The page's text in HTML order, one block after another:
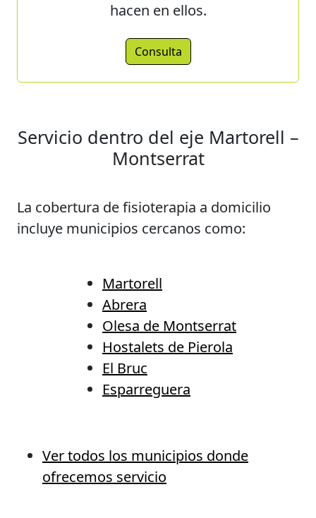
hacen en ellos.
Consulta
Servicio dentro del eje Martorell –
Montserrat
La cobertura de fisioterapia a domicilio
incluye municipios cercanos como:
Martorell
Abrera
Olesa de Montserrat
Hostalets de Pierola
El Bruc
Esparreguera
Ver todos los municipios donde
ofrecemos servicio